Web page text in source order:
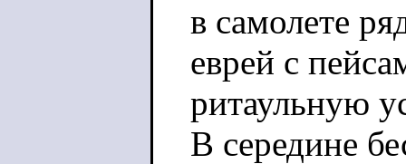
в самолете
еврей с
ритаульную
В середине